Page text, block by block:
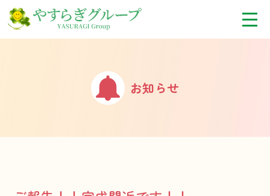
お知らせ